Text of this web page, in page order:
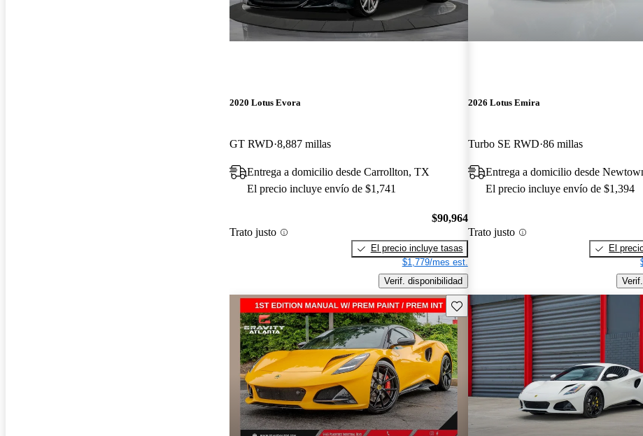
2020 Lotus Evora
GT RWD 8,887 millas
Entrega a domicilio desde Carrollton, TX
El precio incluye envío de $1,741
Trato justo
$90,964
El precio incluye tasas
$1,779/mes est.
Verif. disponibilidad
2026 Lotus Emira
Turbo SE RWD 86 millas
Entrega a domicilio desde
El precio incluye envío de $1,394
Trato justo
El
Guarda este Aviso